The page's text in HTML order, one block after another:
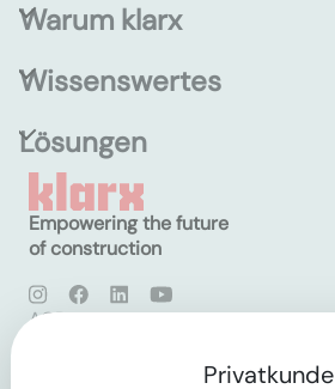
Warum klarx
Wissenswertes
Lösungen
Empowering the future
of construction
AGB
Privatkunde